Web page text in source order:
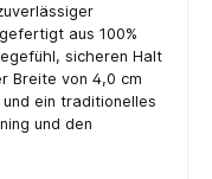
aus 100%
sicheren Halt
Breite von 4,0 cm
ein traditionelles
und den